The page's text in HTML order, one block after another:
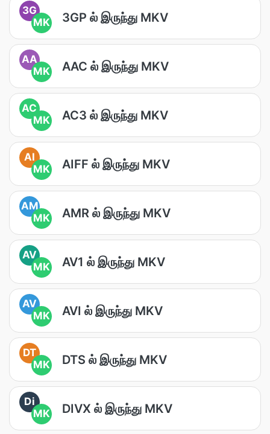
3G
MK
3GP ல் இருந்து MKV
AA
MK
AAC ல் இருந்து MKV
AC
MK
AC3 ல் இருந்து MKV
AI
MK
AIFF ல் இருந்து MKV
AM
MK
AMR ல் இருந்து MKV
AV
MK
AV1 ல் இருந்து MKV
AV
MK
AVI ல் இருந்து MKV
DT
MK
DTS ல் இருந்து MKV
Di
MK
DIVX ல் இருந்து MKV